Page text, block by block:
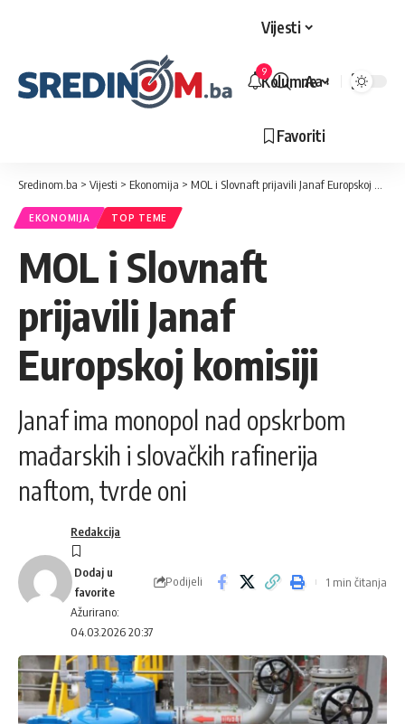
Vijesti
Kolumne
Favoriti
9
Veličina
Aa
Sredinom.ba > Vijesti > Ekonomija > MOL i Slovnaft prijavili Janaf Europskoj komisiji
EKONOMIJA TOP TEME
MOL i Slovnaft
prijavili Janaf
Europskoj komisiji
Janaf ima monopol nad opskrbom
mađarskih i slovačkih rafinerija
naftom, tvrde oni
Ažurirano:
04.03.2026 20:37
Redakcija
Podijeli 1 min čitanja